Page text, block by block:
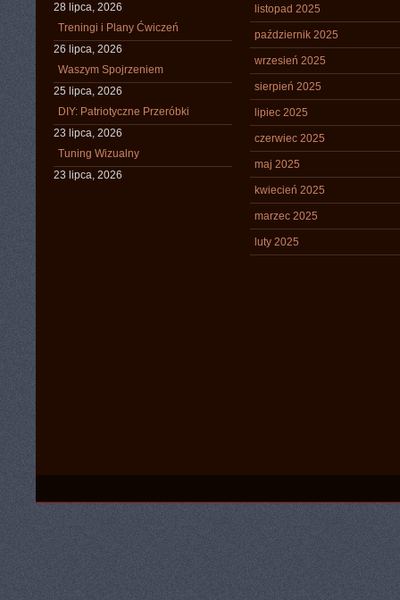
28 lipca, 2026
Treningi i Plany Ćwiczeń
26 lipca, 2026
Waszym Spojrzeniem
25 lipca, 2026
DIY: Patriotyczne Przeróbki
23 lipca, 2026
Tuning Wizualny
23 lipca, 2026
listopad 2025
październik 2025
wrzesień 2025
sierpień 2025
lipiec 2025
czerwiec 2025
maj 2025
kwiecień 2025
marzec 2025
luty 2025